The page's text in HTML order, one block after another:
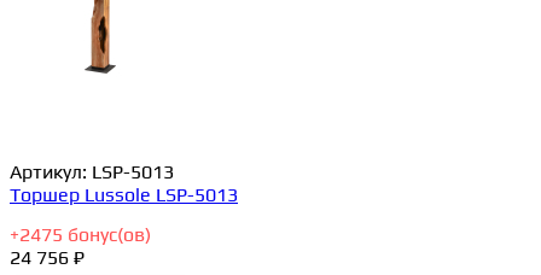
Артикул: LSP-5013
Торшер Lussole LSP-5013
+2475 бонус(ов)
24 756 ₽